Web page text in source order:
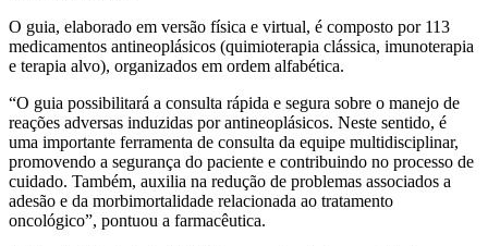
O guia, elaborado em versão física e virtual, é composto por 113
medicamentos antineoplásicos (quimioterapia clássica, imunoterapia
e terapia alvo), organizados em ordem alfabética.
“O guia possibilitará a consulta rápida e segura sobre o manejo de
reações adversas induzidas por antineoplásicos. Neste sentido, é
uma importante ferramenta de consulta da equipe multidisciplinar,
promovendo a segurança do paciente e contribuindo no processo de
cuidado. Também, auxilia na redução de problemas associados a
adesão e da morbimortalidade relacionada ao tratamento
oncológico”, pontuou a farmacêutica.